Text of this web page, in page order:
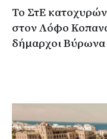
Το ΣτΕ
στον Λόφο
δήμαρχοι